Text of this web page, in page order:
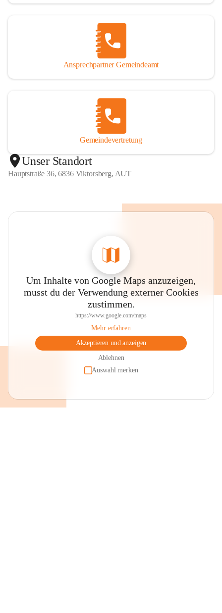
Ansprechpartner Gemeindeamt
Gemeindevertretung
Unser Standort
Hauptstraße 36, 6836 Viktorsberg, AUT
Um Inhalte von Google Maps anzuzeigen,
musst du der Verwendung externer Cookies
zustimmen.
https://www.google.com/maps
Mehr erfahren
Akzeptieren und anzeigen
Ablehnen
Auswahl merken